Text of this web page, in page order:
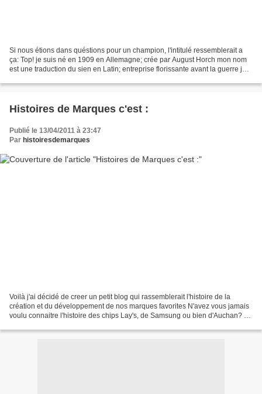
Si nous étions dans quéstions pour un champion, l'intitulé ressemblerait a
ça: Top! je suis né en 1909 en Allemagne; crée par August Horch mon nom
est une traduction du sien en Latin; entreprise florissante avant la guerre je
Histoires de Marques c'est :
Publié le 13/04/2011 à 23:47
Par histoiresdemarques
Voilà j'ai décidé de creer un petit blog qui rassemblerait l'histoire de la
création et du développement de nos marques favorites N'avez vous jamais
voulu connaitre l'histoire des chips Lay's, de Samsung ou bien d'Auchan? Et